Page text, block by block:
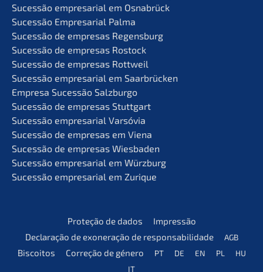
Suces­são empre­sa­ri­al em Osnabrück
Suces­são Empre­sa­ri­al Palma
Suces­são de empre­sas Regensburg
Suces­são de empre­sas Rostock
Suces­são de empre­sas Rottweil
Suces­são empre­sa­ri­al em Saarbrücken
Empre­sa Suces­são Salzburgo
Suces­são de empre­sas Stuttgart
Suces­são empre­sa­ri­al Varsóvia
Suces­são de empre­sas em Viena
Suces­são de empre­sas Wiesbaden
Suces­são empre­sa­ri­al em Würzburg
Suces­são empre­sa­ri­al em Zurique
Prote­ção de dados
Impres­são
Decla­ra­ção de exonera­ção de responsabilidade
AGB
Bisco­i­tos Corre­ção de género PT DE EN PL
HU
IT